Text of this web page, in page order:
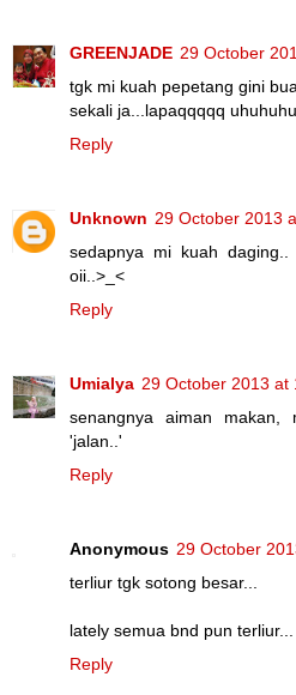
GREENJADE 29 October
tgk mi kuah pepetang gini
sekali ja...lapaqqqqq
Reply
Unknown 29 October 2013
sedapnya mi kuah
oii..>_<
Reply
Umialya 29 October 2013 at
senangnya aiman
'jalan..'
Reply
Anonymous 29 October
terliur tgk sotong besar...
lately semua bnd pun terliur...
Reply